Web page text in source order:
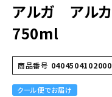
アルガ アルカ
750ml
商品番号 0404504102000
クール便でお届け